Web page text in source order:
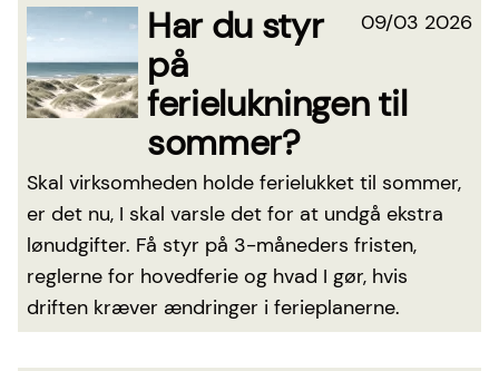
09/03 2026
Har du styr
på
ferielukningen til
sommer?
Skal virksomheden holde ferielukket til sommer,
er det nu, I skal varsle det for at undgå ekstra
lønudgifter. Få styr på 3-måneders fristen,
reglerne for hovedferie og hvad I gør, hvis
driften kræver ændringer i ferieplanerne.